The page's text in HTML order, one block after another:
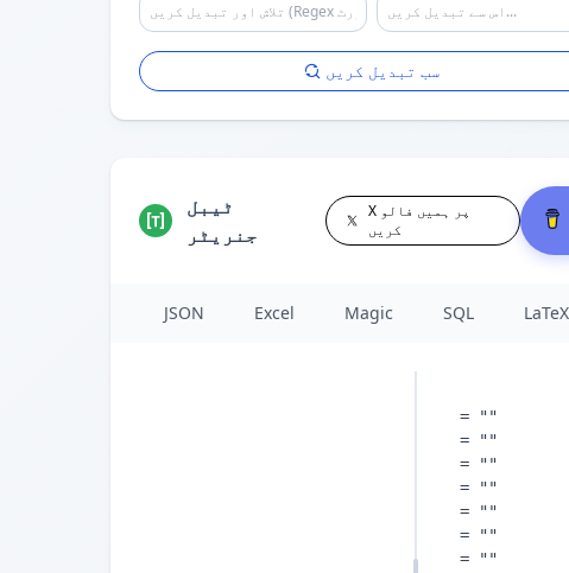
سب تبدیل کریں
ٹیبل
جنریٹر
X پر ہمیں فالو
کریں
JSON Excel Magic SQL LaTeX